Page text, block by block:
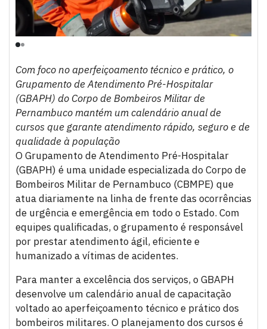
Com foco no aperfeiçoamento técnico e prático, o
Grupamento de Atendimento Pré-Hospitalar
(GBAPH) do Corpo de Bombeiros Militar de
Pernambuco mantém um calendário anual de
cursos que garante atendimento rápido, seguro e de
qualidade à população
O Grupamento de Atendimento Pré-Hospitalar
(GBAPH) é uma unidade especializada do Corpo de
Bombeiros Militar de Pernambuco (CBMPE) que
atua diariamente na linha de frente das ocorrências
de urgência e emergência em todo o Estado. Com
equipes qualificadas, o grupamento é responsável
por prestar atendimento ágil, eficiente e
humanizado a vítimas de acidentes.
Para manter a excelência dos serviços, o GBAPH
desenvolve um calendário anual de capacitação
voltado ao aperfeiçoamento técnico e prático dos
bombeiros militares. O planejamento dos cursos é